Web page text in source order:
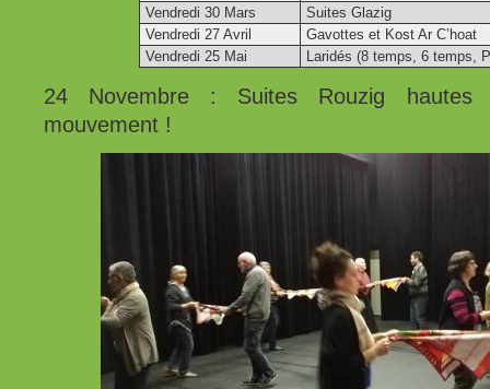
Vendredi 30 Mars
Suites Glazig
Vendredi 27 Avril
Gavottes et Kost Ar C’hoat
Vendredi 25 Mai
Laridés (8 temps, 6 temps,
24 Novembre : Suites Rouzig
mouvement !